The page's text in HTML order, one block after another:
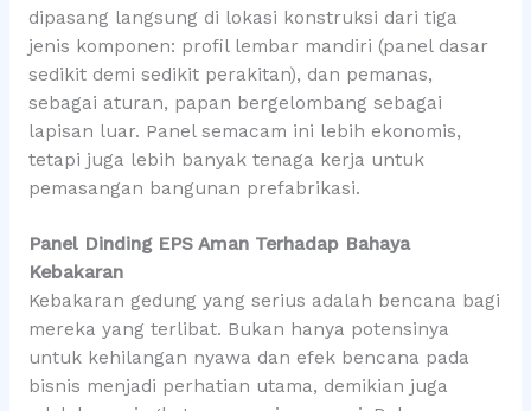
dipasang langsung di lokasi konstruksi dari tiga
jenis komponen: profil lembar mandiri (panel dasar
sedikit demi sedikit perakitan), dan pemanas,
sebagai aturan, papan bergelombang sebagai
lapisan luar. Panel semacam ini lebih ekonomis,
tetapi juga lebih banyak tenaga kerja untuk
pemasangan bangunan prefabrikasi.
Panel Dinding EPS Aman Terhadap Bahaya
Kebakaran
Kebakaran gedung yang serius adalah bencana bagi
mereka yang terlibat. Bukan hanya potensinya
untuk kehilangan nyawa dan efek bencana pada
bisnis menjadi perhatian utama, demikian juga